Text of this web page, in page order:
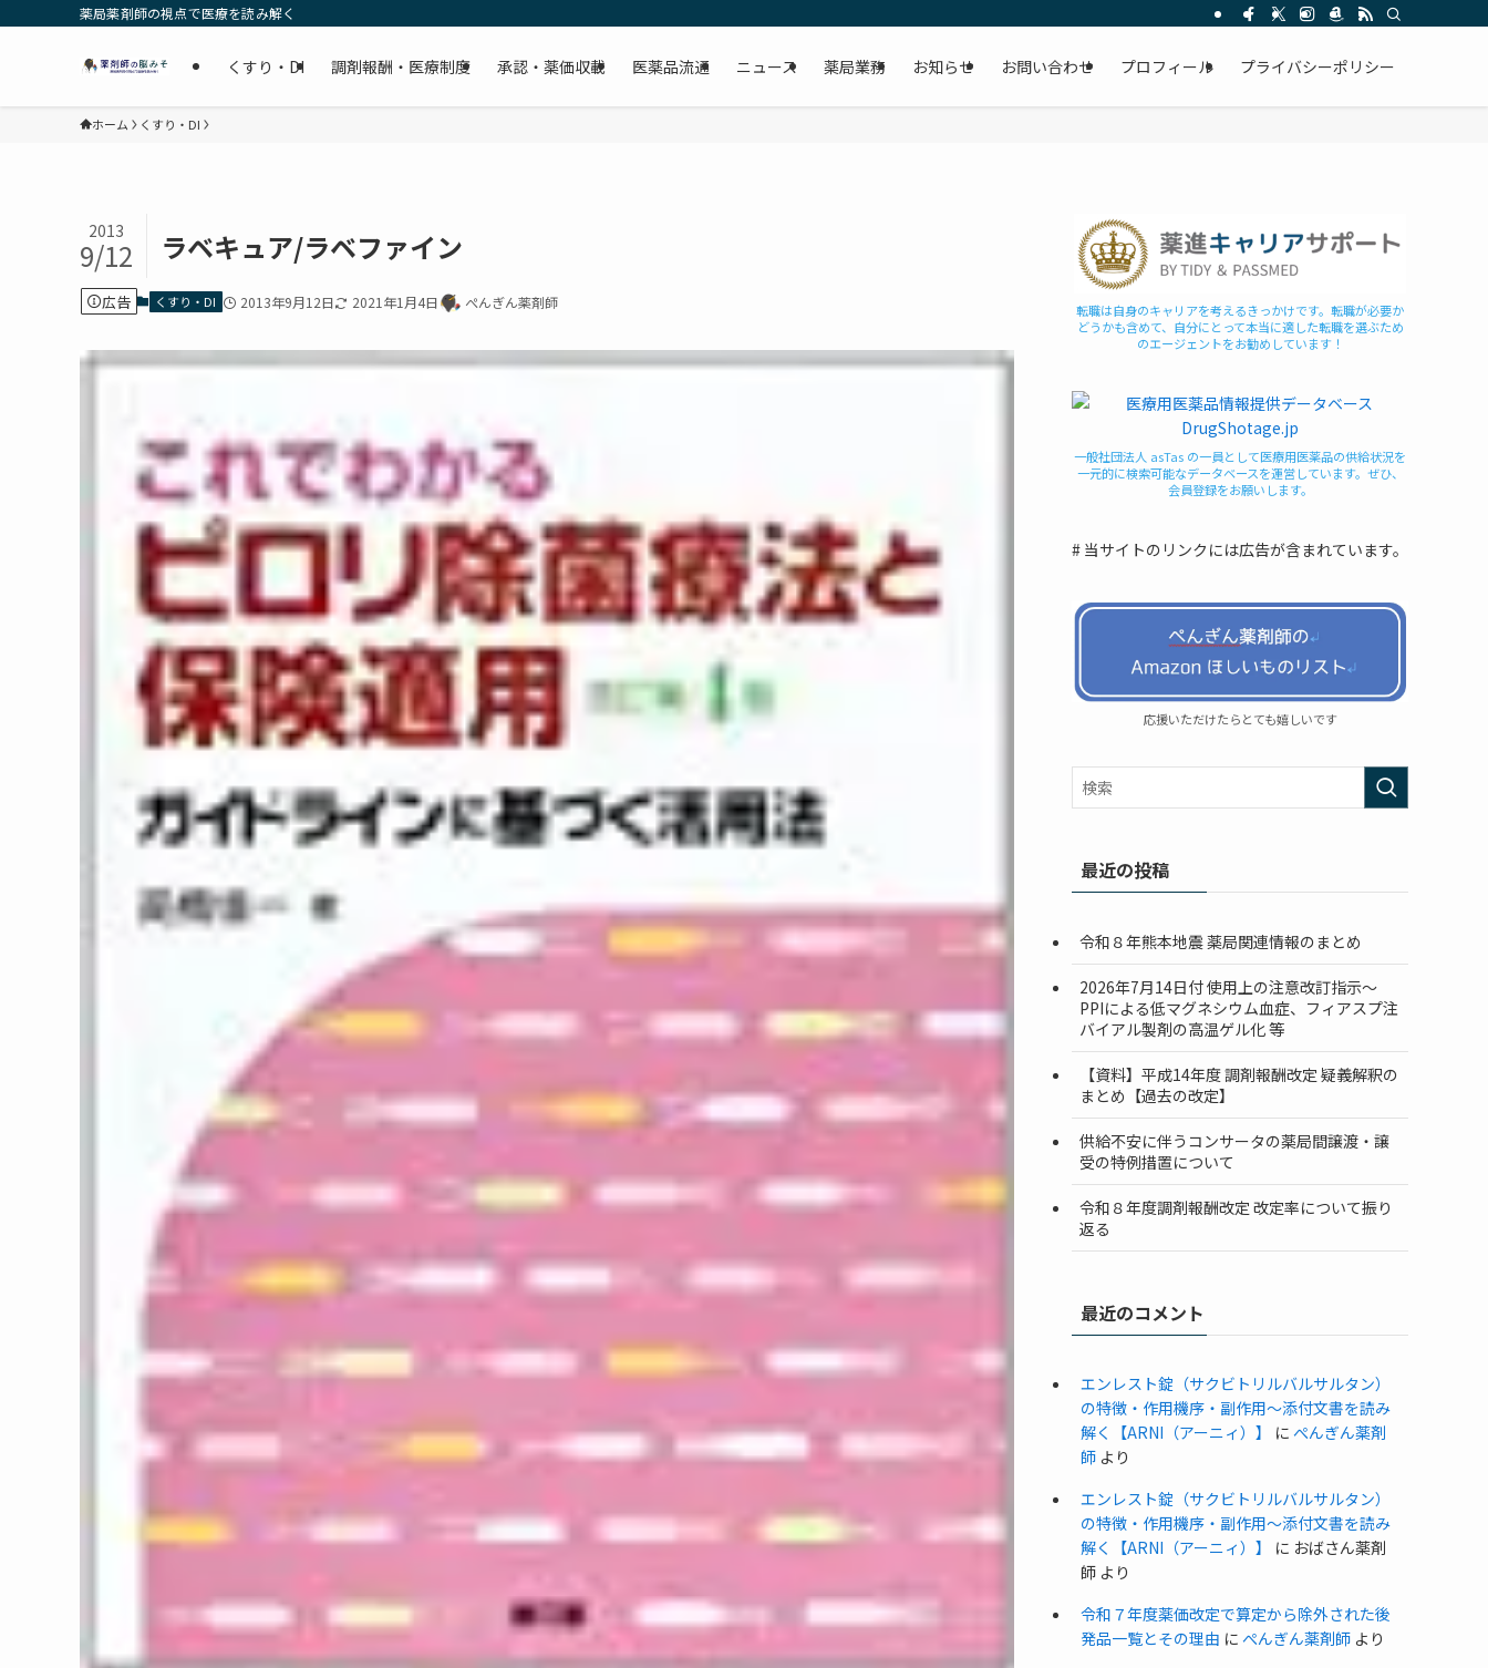
薬局薬剤師の視点で医療を読み解く
くすり・DI 調剤報酬・医療制度 承認・薬価収載 医薬品流通 ニュース 薬局業務 お知らせ お問い合わせ プロフィール プライバシーポリシー
ホーム くすり・DI
ラベキュア/ラベファイン
2013
9/12
広告 くすり・DI 2013年9月12日 2021年1月4日 ぺんぎん薬剤師
転職は自身のキャリアを考えるきっかけです。転職が必要か
どうかも含めて、自分にとって本当に適した転職を選ぶため
のエージェントをお勧めしています！
一般社団法人 asTas の一員として医療用医薬品の供給状況を
一元的に検索可能なデータベースを運営しています。ぜひ、
会員登録をお願いします。
# 当サイトのリンクには広告が含まれています。
応援いただけたらとても嬉しいです
最近の投稿
令和８年熊本地震 薬局関連情報のまとめ
2026年7月14日付 使用上の注意改訂指示〜
PPIによる低マグネシウム血症、フィアスプ注
バイアル製剤の高温ゲル化 等
【資料】平成14年度 調剤報酬改定 疑義解釈の
まとめ【過去の改定】
供給不安に伴うコンサータの薬局間譲渡・譲
受の特例措置について
令和８年度調剤報酬改定 改定率について振り
返る
最近のコメント
エンレスト錠（サクビトリルバルサルタン）
の特徴・作用機序・副作用〜添付文書を読み
解く【ARNI（アーニィ）】
に ぺんぎん薬剤
師 より
エンレスト錠（サクビトリルバルサルタン）
の特徴・作用機序・副作用〜添付文書を読み
解く【ARNI（アーニィ）】
に おばさん薬剤
師 より
令和７年度薬価改定で算定から除外された後
発品一覧とその理由 に ぺんぎん薬剤師 より